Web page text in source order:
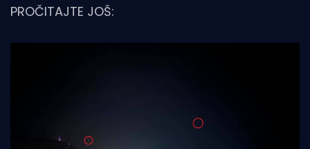
PROČITAJTE JOŠ: